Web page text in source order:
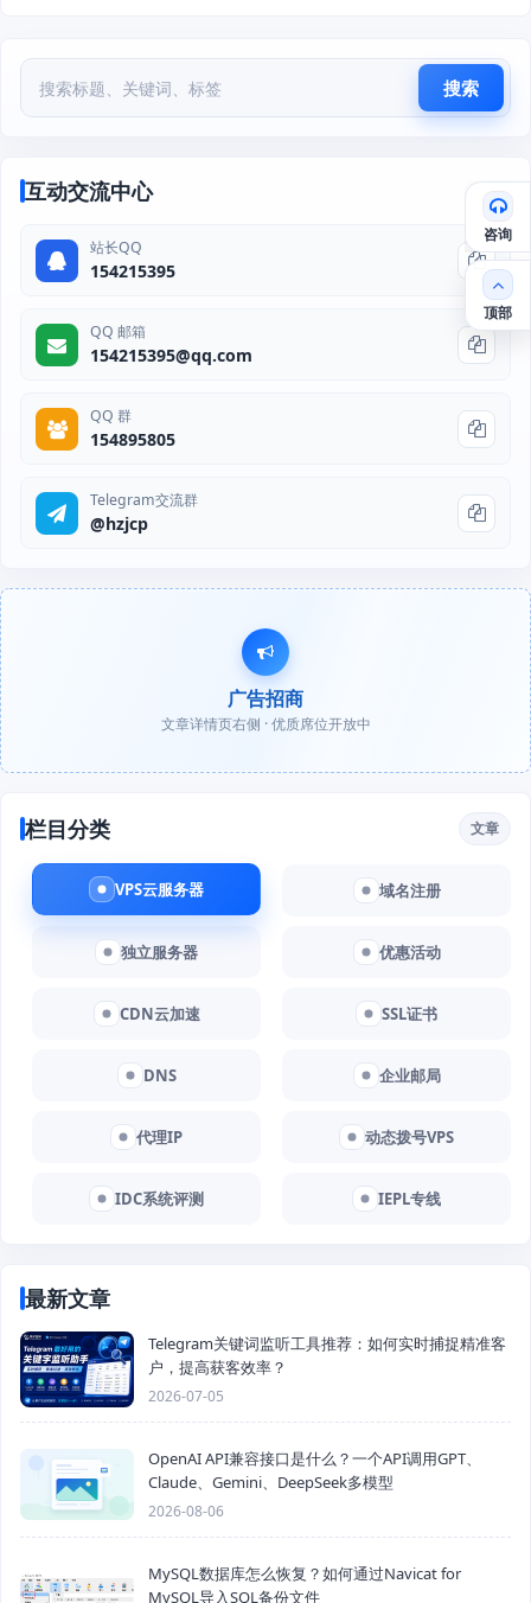
搜索
互动交流中心
站长QQ
154215395
QQ 邮箱
154215395@qq.com
QQ 群
154895805
Telegram交流群
@hzjcp
广告招商
文章详情页右侧 · 优质席位开放中
栏目分类 文章
VPS云服务器 域名注册
独立服务器 优惠活动
CDN云加速 SSL证书
DNS 企业邮局
代理IP 动态拨号VPS
IDC系统评测 IEPL专线
最新文章
Telegram关键词监听工具推荐：如何实时捕捉精准客
户，提高获客效率？
2026-07-05
OpenAI API兼容接口是什么？一个API调用GPT、
Claude、Gemini、DeepSeek多模型
2026-08-06
MySQL数据库怎么恢复？如何通过Navicat for
MySQL导入SQL备份文件
咨询
顶部